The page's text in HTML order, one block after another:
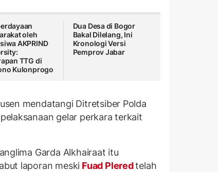
oleh
AKPRIND
TTG di
Kulonprogo
Dua Desa di Bogor
Bakal Dilelang, Ini
Kronologi Versi
Pemprov Jabar
mendatangi Ditretsiber Polda
gelar perkara terkait
Garda Alkhairaat itu
laporan meski Fuad Pleredtelah